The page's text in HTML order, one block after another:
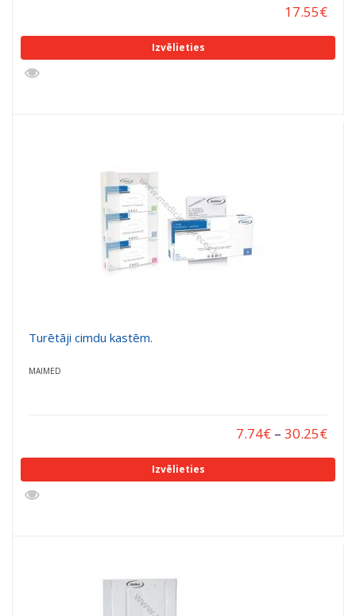
17.55€
Izvēlieties
Turētāji cimdu kastēm.
MAIMED
7.74€ – 30.25€
Izvēlieties